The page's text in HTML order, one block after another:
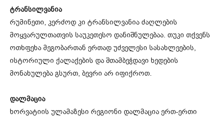
ტრანსილვანია
რუმინეთი, კერძოდ კი ტრანსილვანია ძაღლების
მოყვარულთათვის საუკეთესო დანიშნულებაა. თუკი თქვენს
ოთხფეხა მეგობართან ერთად უძველესი სასახლეების,
ისტორიული ქალაქების და შთამბეჭდავი ხედების
მონახულება გსურთ, ბევრი არ იფიქროთ.
დალმაცია
ხორვატიის ულამაზესი რეგიონი დალმაცია ერთ-ერთი